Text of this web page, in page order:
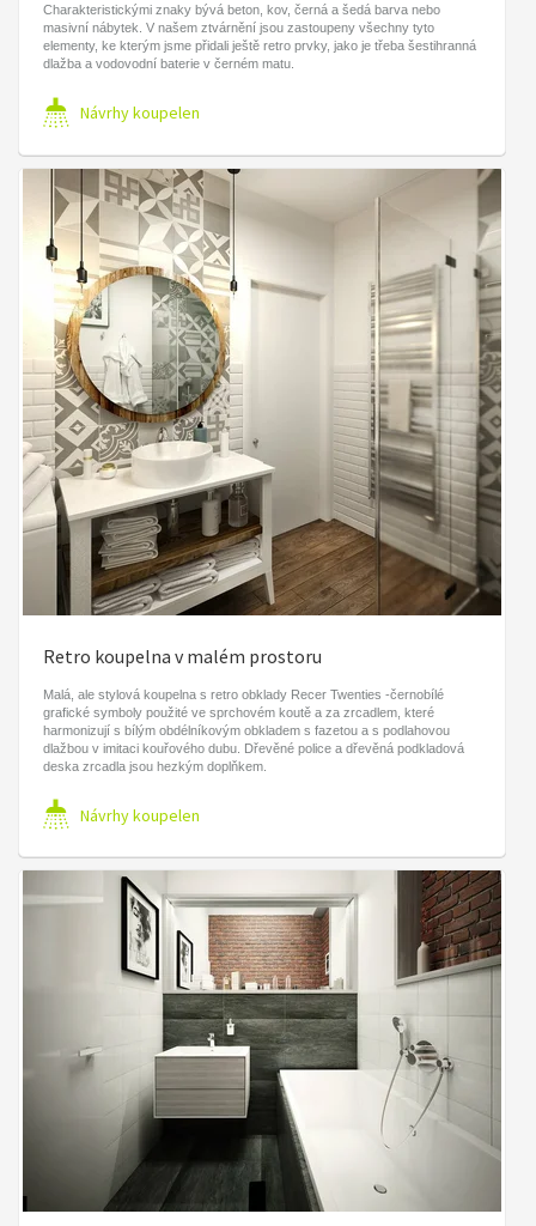
Charakteristickými znaky bývá beton, kov, černá a šedá barva nebo
masivní nábytek. V našem ztvárnění jsou zastoupeny všechny tyto
elementy, ke kterým jsme přidali ještě retro prvky, jako je třeba šestihranná
dlažba a vodovodní baterie v černém matu.
Návrhy koupelen
Retro koupelna v malém prostoru
Malá, ale stylová koupelna s retro obklady Recer Twenties -černobílé
grafické symboly použité ve sprchovém koutě a za zrcadlem, které
harmonizují s bílým obdélníkovým obkladem s fazetou a s podlahovou
dlažbou v imitaci kouřového dubu. Dřevěné police a dřevěná podkladová
deska zrcadla jsou hezkým doplňkem.
Návrhy koupelen